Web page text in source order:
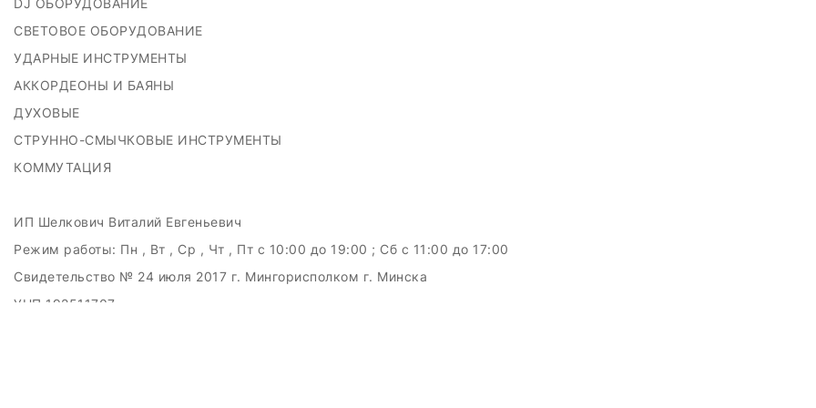
DJ ОБОРУДОВАНИЕ
СВЕТОВОЕ ОБОРУДОВАНИЕ
УДАРНЫЕ ИНСТРУМЕНТЫ
АККОРДЕОНЫ И БАЯНЫ
ДУХОВЫЕ
СТРУННО-СМЫЧКОВЫЕ ИНСТРУМЕНТЫ
КОММУТАЦИЯ
ИП Шелкович Виталий Евгеньевич
Режим работы: Пн , Вт , Ср , Чт , Пт c 10:00 до 19:00 ; Сб c 11:00 до 17:00
Свидетельство № 24 июля 2017 г. Мингорисполком г. Минска
УНП 192511707